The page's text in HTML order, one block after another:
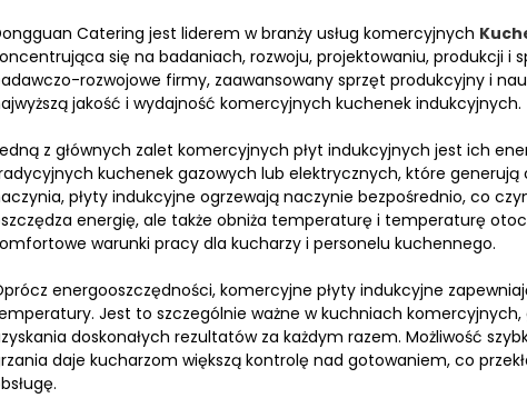
Catering jest liderem w branży usług komercyjnych
się na badaniach, rozwoju, projektowaniu, produkcji i
rozwojowe firmy, zaawansowany sprzęt produkcyjny i
jakość i wydajność komercyjnych kuchenek indukcyjnych.
z głównych zalet komercyjnych płyt indukcyjnych jest ich
kuchenek gazowych lub elektrycznych, które generują
płyty indukcyjne ogrzewają naczynie bezpośrednio, co
energię, ale także obniża temperaturę i temperaturę
warunki pracy dla kucharzy i personelu kuchennego.
energooszczędności, komercyjne płyty indukcyjne
Jest to szczególnie ważne w kuchniach
doskonałych rezultatów za każdym razem. Możliwość
daje kucharzom większą kontrolę nad gotowaniem, co